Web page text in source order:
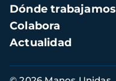
Dónde trabajamos
Colabora
Actualidad